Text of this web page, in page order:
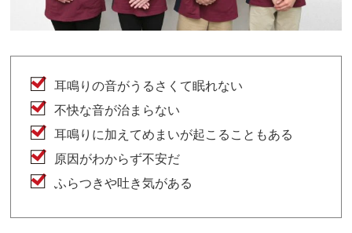
耳鳴りの音がうるさくて眠れない
不快な音が治まらない
耳鳴りに加えてめまいが起こることもある
原因がわからず不安だ
ふらつきや吐き気がある